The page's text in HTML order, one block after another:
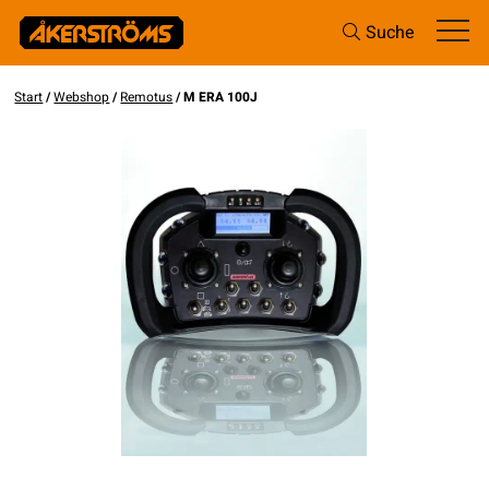
Suche
Start/Webshop/Remotus/ M ERA 100J